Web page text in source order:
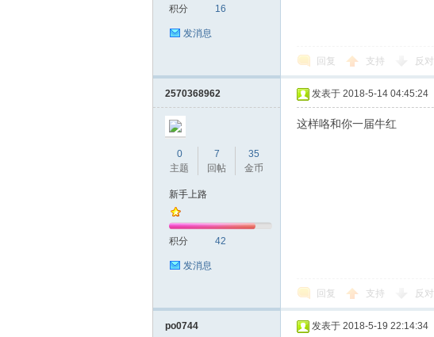
积分 16
发消息
回复 支持 反对
2570368962
0
主题
7
回帖
35
金币
新手上路
积分 42
发消息
发表于 2018-5-14 04:45:24
这样咯和你一届牛红
回复 支持 反对
po0744 发表于 2018-5-19 22:14:34